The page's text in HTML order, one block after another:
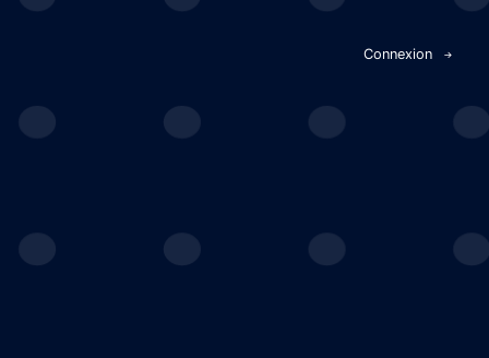
Connexion